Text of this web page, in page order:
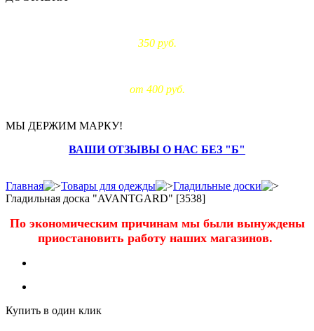
350 руб.
от 400 руб.
МЫ ДЕРЖИМ МАРКУ!
ВАШИ ОТЗЫВЫ О НАС БЕЗ "Б"
Главная Товары для одежды
Гладильные доски
Гладильная доска "AVANTGARD" [3538]
По экономическим причинам мы были вынуждены
приостановить работу наших магазинов.
Купить в один клик